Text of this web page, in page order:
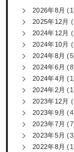
2026年8月
2025年12月
2024年12月
2024年10月
2024年8月
2024年6月
2024年4月
2024年2月
2023年12月
2023年9月
2023年7月
2023年5月
2022年8月